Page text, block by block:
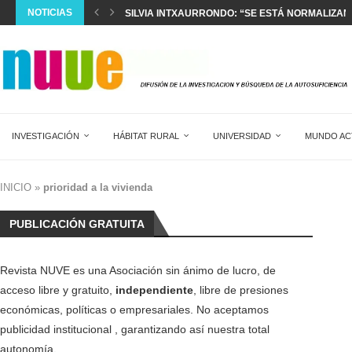
NOTICIAS SILVIA INTXAURRONDO: “SE ESTÁ
INVESTIGACIÓN HÁBITAT RURAL UNIVERSIDAD MUNDO
INICIO » prioridad a la vivienda
PUBLICACIÓN GRATUITA
Revista NUVE es una Asociación sin ánimo de lucro, de
acceso libre y gratuito, independiente , libre de presiones
económicas, políticas o empresariales. No aceptamos
publicidad institucional , garantizando así nuestra total
autonomía.